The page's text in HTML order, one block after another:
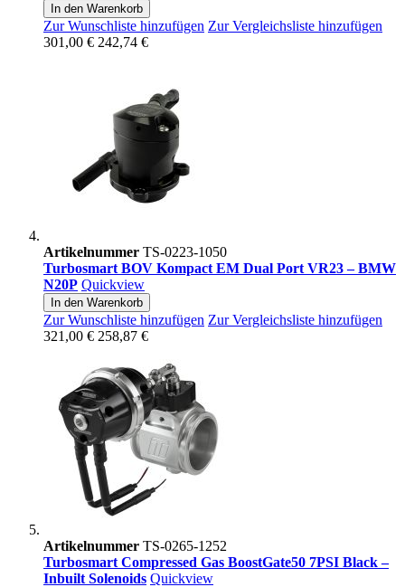
In den Warenkorb
Zur Wunschliste hinzufügen Zur Vergleichsliste hinzufügen
301,00 € 242,74 €
Artikelnummer TS-0223-1050
Turbosmart BOV Kompact EM Dual Port VR23 – BMW
N20P Quickview
In den Warenkorb
Zur Wunschliste hinzufügen Zur Vergleichsliste hinzufügen
321,00 € 258,87 €
Artikelnummer TS-0265-1252
Turbosmart Compressed Gas BoostGate50 7PSI Black –
Inbuilt Solenoids Quickview